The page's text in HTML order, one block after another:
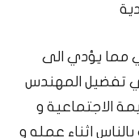
مما يؤدي الى
دور في تفضيل المهندس
الاجتماعية و
اثناء عمله و